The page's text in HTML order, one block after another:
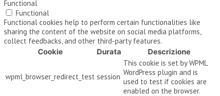
Functional
Functional
Functional cookies help to perform certain functionalities like
sharing the content of the website on social media platforms,
collect feedbacks, and other third-party features.
Cookie
Durata Descrizione
wpml_browser_redirect_test session
This cookie is set by WPML
WordPress plugin and is
used to test if cookies are
enabled on the browser.